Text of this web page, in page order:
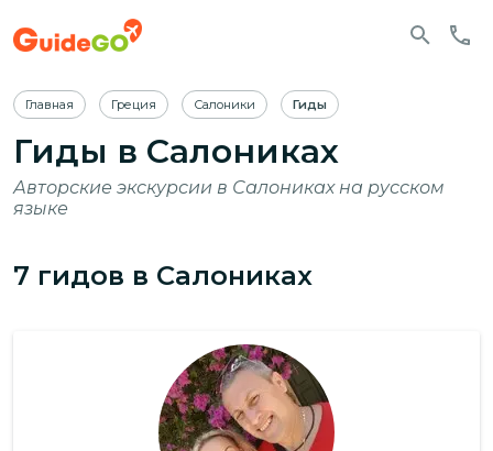
Главная Греция Салоники Гиды
Гиды в Салониках
Авторские экскурсии в Салониках на русском
языке
7 гидов в Салониках